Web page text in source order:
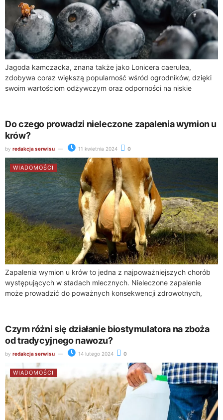
Jagoda kamczacka, znana także jako Lonicera caerulea,
zdobywa coraz większą popularność wśród ogrodników, dzięki
swoim wartościom odżywczym oraz odporności na niskie
Do czego prowadzi nieleczone zapalenia wymion u
krów?
by redakcja serwisu 11 kwietnia 2024 0
WIADOMOŚCI
Zapalenia wymion u krów to jedna z najpoważniejszych chorób
występujących w stadach mlecznych. Nieleczone zapalenie
może prowadzić do poważnych konsekwencji zdrowotnych,
Czym różni się działanie biostymulatora na zboża
od tradycyjnego nawozu?
by redakcja serwisu 14 lutego 2024 0
WIADOMOŚCI